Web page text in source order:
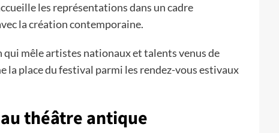
les représentations dans un cadre
la création contemporaine.
mêle artistes nationaux et talents venus de
place du festival parmi les rendez-vous estivaux
théâtre antique